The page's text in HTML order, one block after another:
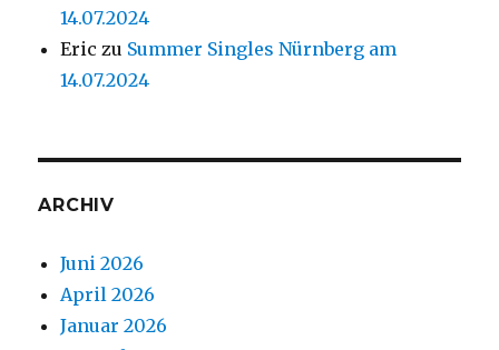
14.07.2024
Eric zu Summer Singles Nürnberg am
14.07.2024
ARCHIV
Juni 2026
April 2026
Januar 2026